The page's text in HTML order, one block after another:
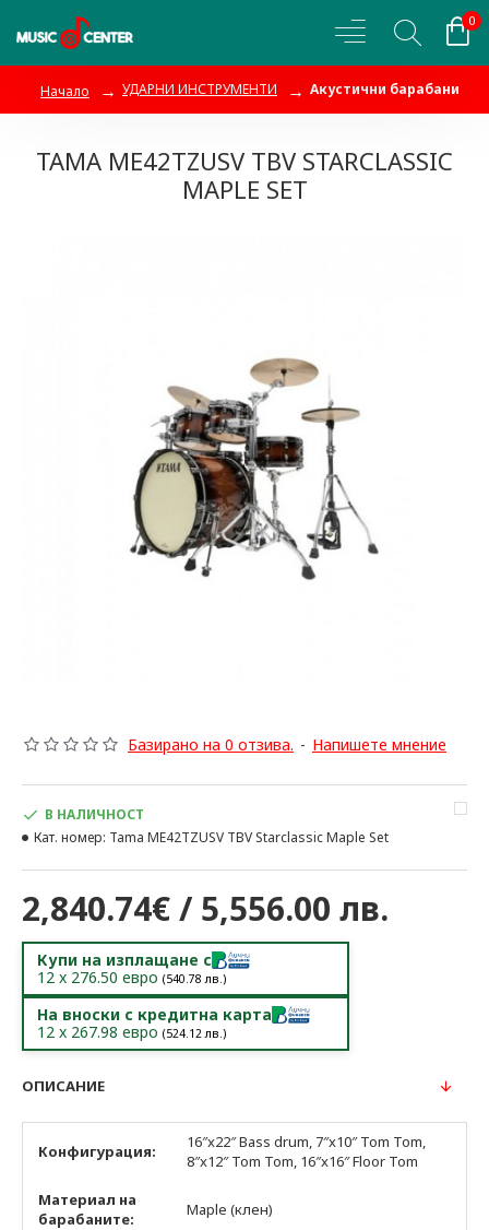
0
Начало УДАРНИ ИНСТРУМЕНТИ Акустични барабани
TAMA ME42TZUSV TBV STARCLASSIC
MAPLE SET
Базирано на 0 отзива. - Напишете мнение
2,840.74€ / 5,556.00 лв.
В НАЛИЧНОСТ
Кат. номер: Tama ME42TZUSV TBV Starclassic Maple Set
Купи на изплащане с
12 x 276.50 евро (540.78 лв.)
На вноски с кредитна карта
12 x 267.98 евро (524.12лв.)
ОПИСАНИЕ
Конфигурация:
16″x22″ Bass drum, 7″x10″ Tom Tom,
8″x12″ Tom Tom, 16″x16″ Floor Tom
Материал на
барабаните:
Maple (клен)